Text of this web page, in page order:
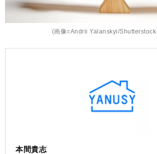
(画像=Andrii Yalanskyi/
本間貴志